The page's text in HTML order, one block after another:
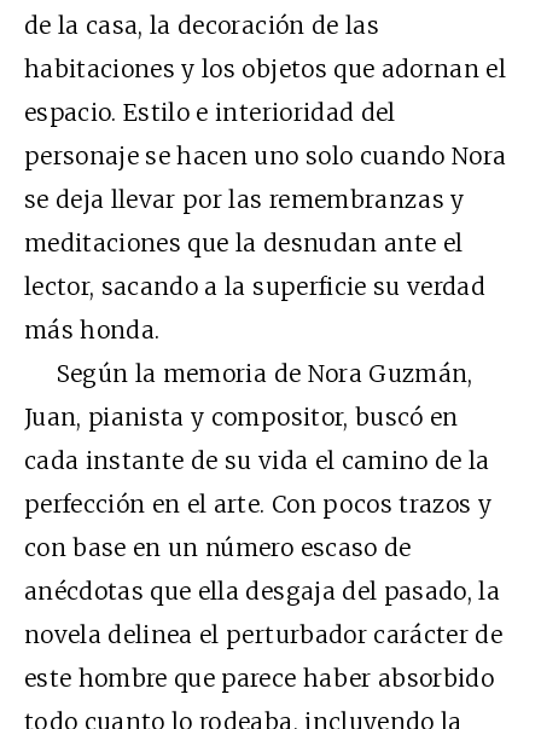
de la casa, la decoración de las
habitaciones y los objetos que adornan el
espacio. Estilo e interioridad del
personaje se hacen uno solo cuando Nora
se deja llevar por las remembranzas y
meditaciones que la desnudan ante el
lector, sacando a la superficie su verdad
más honda.
Según la memoria de Nora Guzmán,
Juan, pianista y compositor, buscó en
cada instante de su vida el camino de la
perfección en el arte. Con pocos trazos y
con base en un número escaso de
anécdotas que ella desgaja del pasado, la
novela delinea el perturbador carácter de
este hombre que parece haber absorbido
todo cuanto lo rodeaba, incluyendo la